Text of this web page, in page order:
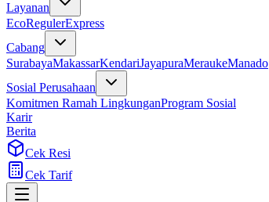
Layanan
EcoRegulerExpress
Cabang
SurabayaMakassarKendariJayapuraMeraukeManado
Sosial Perusahaan
Komitmen Ramah LingkunganProgram Sosial
Karir
Berita
Cek Resi
Cek Tarif